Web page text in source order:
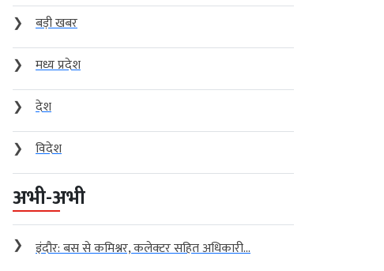
❯
बड़ी खबर
❯
मध्य प्रदेश
❯
देश
❯
विदेश
अभी-अभी
❯ इंदौर: बस से कमिश्नर, कलेक्टर सहित अधिकारी...